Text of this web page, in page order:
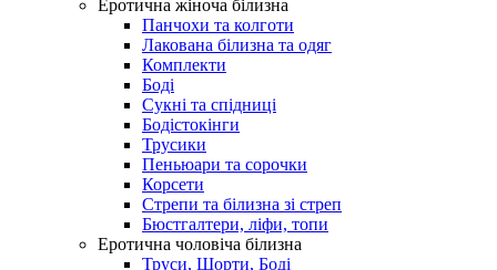
Еротична жіноча білизна
Панчохи та колготи
Лакована білизна та одяг
Комплекти
Боді
Сукні та спідниці
Бодістокінги
Трусики
Пеньюари та сорочки
Корсети
Стрепи та білизна зі стреп
Бюстгалтери, ліфи, топи
Еротична чоловіча білизна
Труси, Шорти, Боді